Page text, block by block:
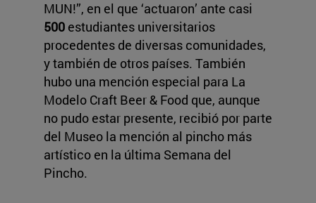
MUN!”, en el que ‘actuaron’ ante casi
500 estudiantes universitarios
procedentes de diversas comunidades,
y también de otros países. También
hubo una mención especial para La
Modelo Craft Beer & Food que, aunque
no pudo estar presente, recibió por parte
del Museo la mención al pincho más
artístico en la última Semana del
Pincho.